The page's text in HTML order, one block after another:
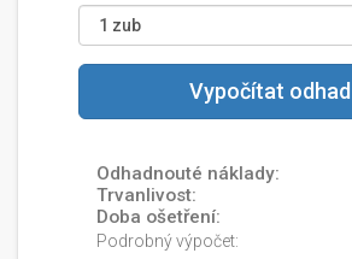
Vypočítat odhad
Odhadnouté náklady:
Trvanlivost:
Doba ošetření:
Podrobný výpočet: